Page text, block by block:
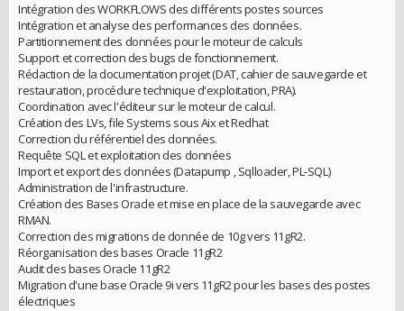
Intégration des WORKFLOWS des différents postes sources
Intégration et analyse des performances des données.
Partitionnement des données pour le moteur de calculs
Support et correction des bugs de fonctionnement.
Rédaction de la documentation projet (DAT, cahier de sauvegarde et
restauration, procédure technique d'exploitation, PRA).
Coordination avec l'éditeur sur le moteur de calcul.
Création des LVs, file Systems sous Aix et Redhat
Correction du référentiel des données.
Requête SQL et exploitation des données
Import et export des données (Datapump , Sqlloader, PL-SQL)
Administration de l'infrastructure.
Création des Bases Oracle et mise en place de la sauvegarde avec
RMAN.
Correction des migrations de donnée de 10g vers 11gR2.
Réorganisation des bases Oracle 11gR2
Audit des bases Oracle 11gR2
Migration d'une base Oracle 9i vers 11gR2 pour les bases des postes
électriques